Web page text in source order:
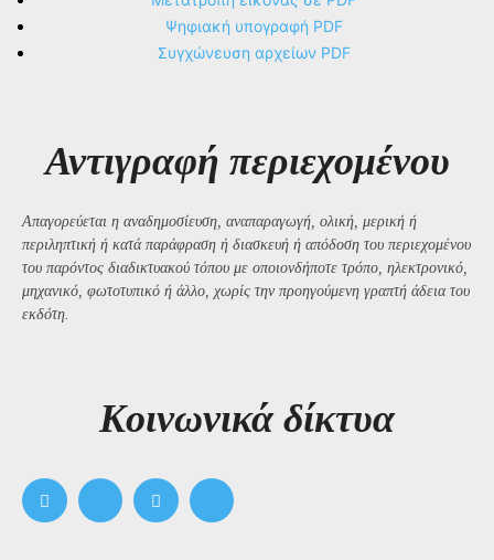
Ψηφιακή υπογραφή PDF
Συγχώνευση αρχείων PDF
Αντιγραφή περιεχομένου
Απαγορεύεται η αναδημοσίευση, αναπαραγωγή, ολική, μερική ή
περιληπτική ή κατά παράφραση ή διασκευή ή απόδοση του περιεχομένου
του παρόντος διαδικτυακού τόπου με οποιονδήποτε τρόπο, ηλεκτρονικό,
μηχανικό, φωτοτυπικό ή άλλο, χωρίς την προηγούμενη γραπτή άδεια του
εκδότη.
Kοινωνικά δίκτυα